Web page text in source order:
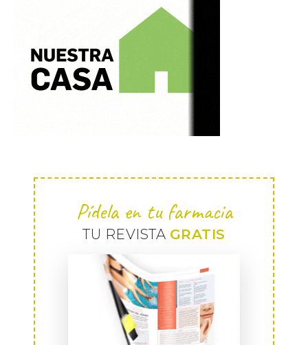
Pídela en tu farmacia
TU REVISTA GRATIS